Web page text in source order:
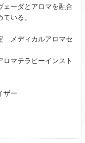
ェーダとアロマを融合
いる。
メディカルアロマセ
マテラピーインスト
ザー